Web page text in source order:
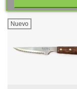
Nuevo